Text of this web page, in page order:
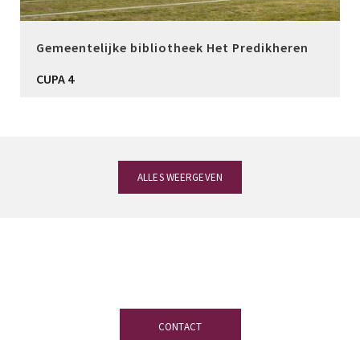
Gemeentelijke bibliotheek Het Predikheren
CUPA 4
ALLES WEERGEVEN
CONTACT